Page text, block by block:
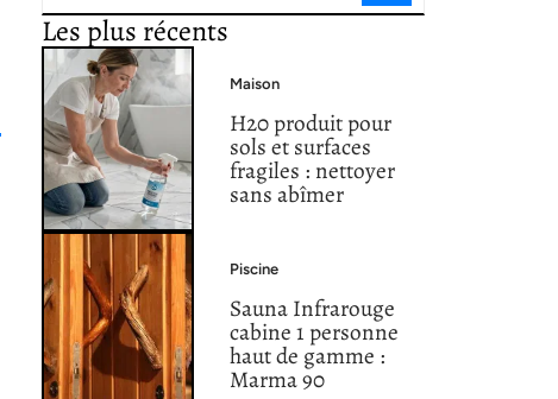
Les plus récents
Maison
H20 produit pour
sols et surfaces
fragiles : nettoyer
sans abîmer
Piscine
Sauna Infrarouge
cabine 1 personne
haut de gamme :
Marma 90